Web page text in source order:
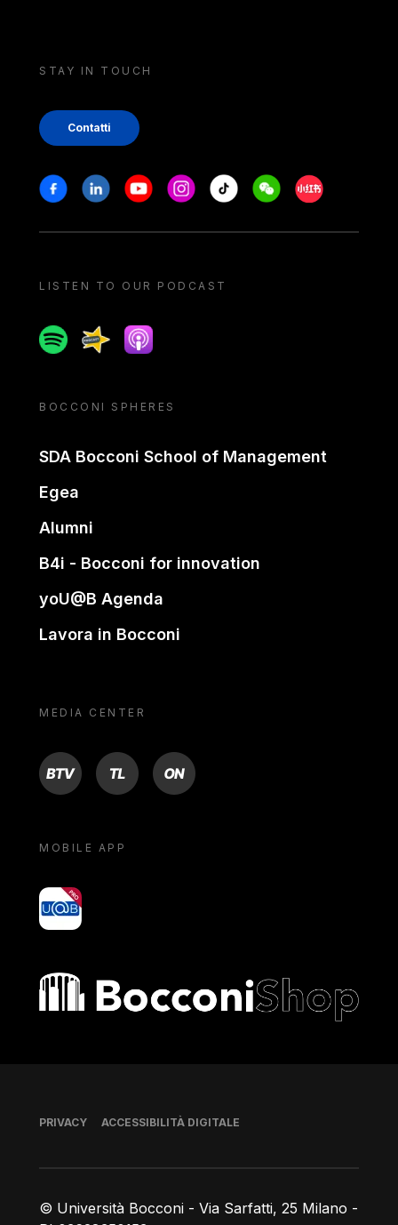
STAY IN TOUCH
Contatti
Stay in touch
FacebookLinkedinYoutubeInstagram
Tiktok WeechatXiaohongshu/
LISTEN TO OUR PODCAST
SpotifySpreakerApple podcast
BOCCONI SPHERES
SDA Bocconi School of Management
Egea
Alumni
B4i - Bocconi for innovation
yoU@B Agenda
Lavora in Bocconi
MEDIA CENTER
BTV TL ON
MOBILE APP
yoU@B
Bocconi shop
© Università Bocconi - Via Sarfatti, 25 Milano -
Piè di pagina
PRIVACY ACCESSIBILITÀ DIGITALE